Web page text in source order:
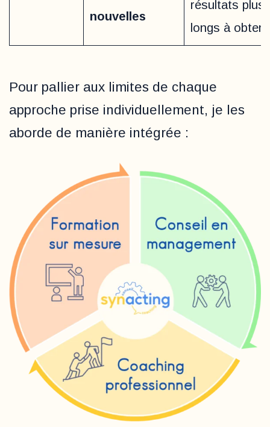
nouvelles
résultats plus
longs à
Pour pallier aux limites de chaque
approche prise individuellement, je les
aborde de manière intégrée :